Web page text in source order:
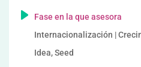
Fase en la que asesora
Internacionalización |
Idea, Seed